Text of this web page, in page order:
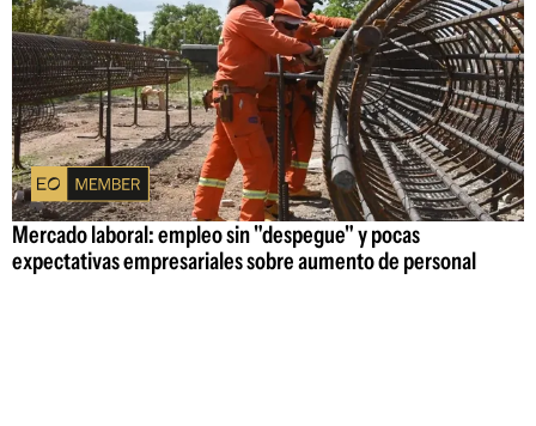
Mercado laboral: empleo sin "despegue" y pocas
expectativas empresariales sobre aumento de personal